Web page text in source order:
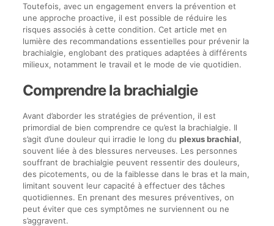
Toutefois, avec un engagement envers la prévention et
une approche proactive, il est possible de réduire les
risques associés à cette condition. Cet article met en
lumière des recommandations essentielles pour prévenir la
brachialgie, englobant des pratiques adaptées à différents
milieux, notamment le travail et le mode de vie quotidien.
Comprendre la brachialgie
Avant d’aborder les stratégies de prévention, il est
primordial de bien comprendre ce qu’est la brachialgie. Il
s’agit d’une douleur qui irradie le long du plexus brachial,
souvent liée à des blessures nerveuses. Les personnes
souffrant de brachialgie peuvent ressentir des douleurs,
des picotements, ou de la faiblesse dans le bras et la main,
limitant souvent leur capacité à effectuer des tâches
quotidiennes. En prenant des mesures préventives, on
peut éviter que ces symptômes ne surviennent ou ne
s’aggravent.